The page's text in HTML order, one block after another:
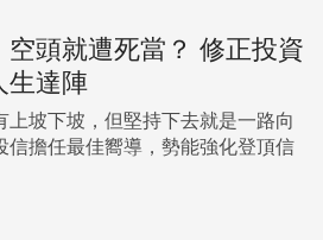
空頭就遭死當？ 修正投資
生達陣
坡下坡，但堅持下去就是一路向
信擔任最佳嚮導，勢能強化登頂信